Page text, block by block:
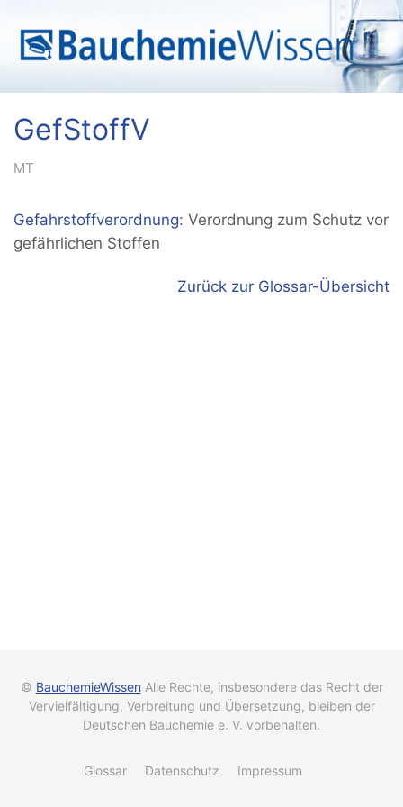
GefStoffV
MT
Gefahrstoffverordnung: Verordnung zum Schutz vor
gefährlichen Stoffen
Zurück zur Glossar-Übersicht
© BauchemieWissen Alle Rechte, insbesondere das Recht der
Vervielfältigung, Verbreitung und Übersetzung, bleiben der
Deutschen Bauchemie e. V. vorbehalten.
Glossar Datenschutz Impressum